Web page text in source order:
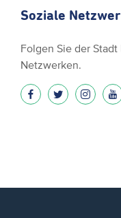
Soziale
Folgen Sie der
Netzwerken.